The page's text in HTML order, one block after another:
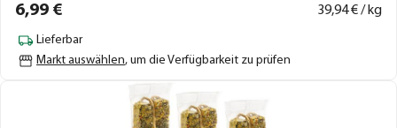
6,99 € 39,94€ / kg
Lieferbar
Markt auswählen, um die Verfügbarkeit zu prüfen